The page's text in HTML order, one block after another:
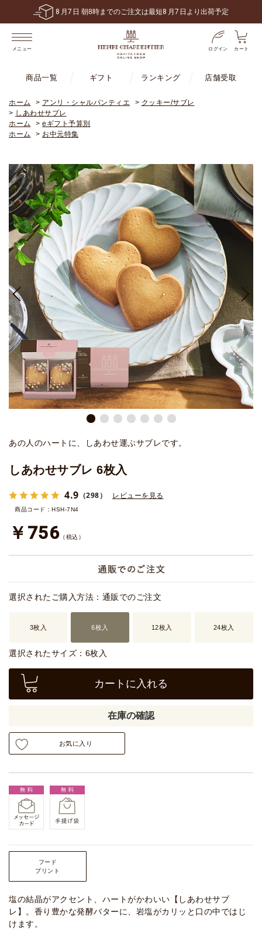
税込6,480円以上で送料無料！※一部地域・商品は除く
メニュー ログイン カート
商品一覧 ギフト ランキング 店舗受取
ホーム > アンリ・シャルパンティエ > クッキー/サブレ
> しあわせサブレ
ホーム
> eギフト予算別
ホーム
> お中元特集
あの人のハートに、しあわせ運ぶサブレです。
しあわせサブレ 6枚入
4.9 （298） レビューを見る
商品コード：HSH-7N4
￥756 （税込）
選択されたご購入方法：通販でのご注文
3枚入 6枚入 12枚入 24枚入
選択されたサイズ：6枚入
カートに入れる
在庫の確認
お気に入り
フード
プリント
塩の結晶がアクセント、ハートがかわいい【しあわせサブ
レ】。香り豊かな発酵バターに、岩塩がカリッと口の中ではじ
けます。